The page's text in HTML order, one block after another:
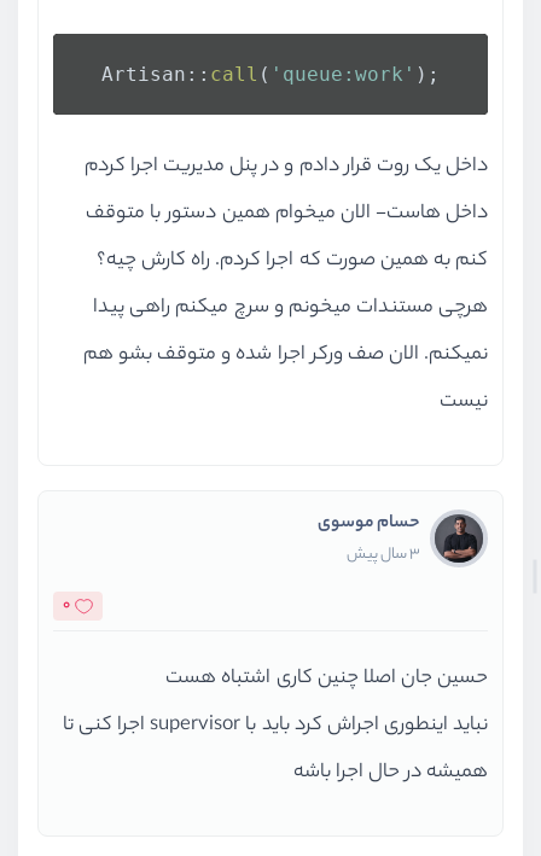
  Artisan::
call ( 'queue:work' );
داخل یک روت قرار دادم و در پنل مدیریت اجرا کردم
داخل هاست- الان میخوام همین دستور با متوقف
کنم به همین صورت که اجرا کردم. راه کارش چیه؟
هرچی مستندات میخونم و سرچ میکنم راهی پیدا
نمیکنم. الان صف ورکر اجرا شده و متوقف بشو هم
نیست
حسام موسوی
3 سال پیش
0
حسین جان اصلا چنین کاری اشتباه هست
نباید اینطوری اجراش کرد باید با supervisor اجرا کنی تا
همیشه در حال اجرا باشه